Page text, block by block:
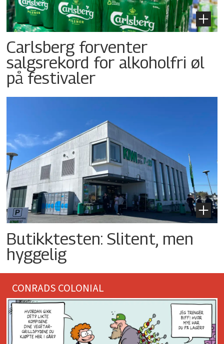
Carlsberg forventer
salgsrekord for alkoholfri øl
på festivaler
Butikktesten: Slitent, men
hyggelig
CONRADS COLONIAL